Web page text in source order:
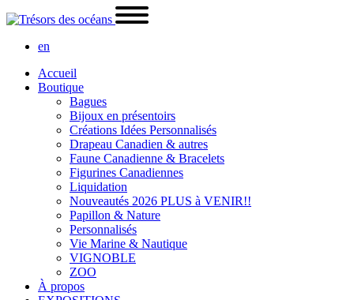
en
Accueil
Boutique
Bagues
Bijoux en présentoirs
Créations Idées Personnalisés
Drapeau Canadien & autres
Faune Canadienne & Bracelets
Figurines Canadiennes
Liquidation
Nouveautés 2026 PLUS à VENIR!!
Papillon & Nature
Personnalisés
Vie Marine & Nautique
VIGNOBLE
ZOO
À propos